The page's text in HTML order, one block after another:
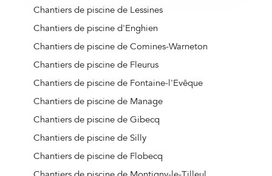
Chantiers de piscine de Lessines
Chantiers de piscine d'Enghien
Chantiers de piscine de Comines-Warneton
Chantiers de piscine de Fleurus
Chantiers de piscine de Fontaine-l'Evêque
Chantiers de piscine de Manage
Chantiers de piscine de Gibecq
Chantiers de piscine de Silly
Chantiers de piscine de Flobecq